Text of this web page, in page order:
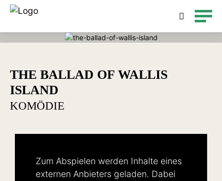
THE BALLAD OF WALLIS
ISLAND
KOMÖDIE
Zum Abspielen werden Inhalte eines
externen Anbieters geladen. Dabei